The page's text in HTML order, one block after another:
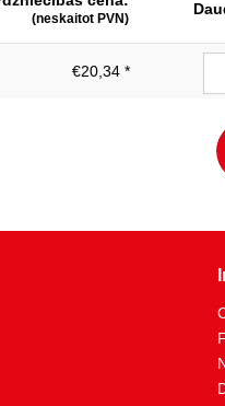
IEC 60900
ar aizsargvāku
Drošības plastmasas
(neskaitot PVN)
€20,34 *